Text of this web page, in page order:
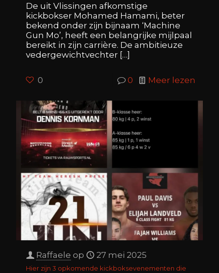
De uit Vlissingen afkomstige
kickbokser Mohamed Hamami, beter
bekend onder zijn bijnaam ‘Machine
Gun Mo’, heeft een belangrijke mijlpaal
bereikt in zijn carrière. De ambitieuze
vedergewichtvechter […]
0 0 Meer lezen
Raffaele op 27 mei 2025
Hier zijn 3 opkomende kickboksevenementen die